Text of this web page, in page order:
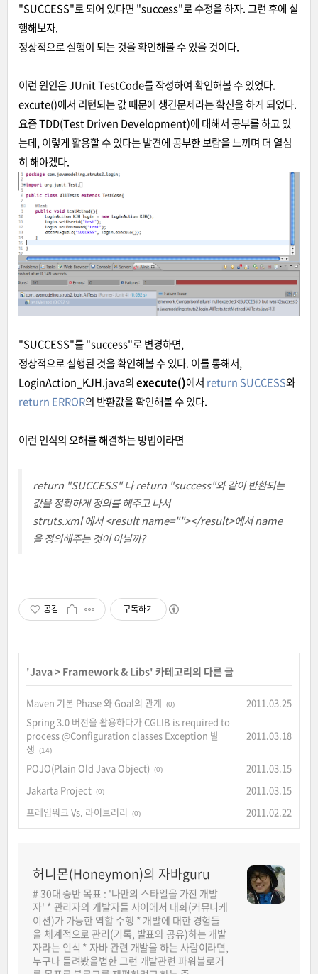
"SUCCESS"로 되어 있다면 "success"로 수정을 하자. 그런 후에 실
행해보자.
정상적으로 실행이 되는 것을 확인해볼 수 있을 것이다.
이런 원인은 JUnit TestCode를 작성하여 확인해볼 수 있었다.
excute()에서 리턴되는 값 때문에 생긴문제라는 확신을 하게 되었다.
요즘 TDD(Test Driven Development)에 대해서 공부를 하고 있
는데, 이렇게 활용할 수 있다는 발견에 공부한 보람을 느끼며 더 열심
히 해야겠다.
"SUCCESS"를 "success"로 변경하면,
정상적으로 실행된 것을 확인해볼 수 있다. 이를 통해서,
LoginAction_KJH.java의execute()에서 return SUCCESS와
return ERROR의 반환값을 확인해볼 수 있다.
이런 인식의 오해를 해결하는 방법이라면
return "SUCCESS" 나 return "success"와 같이 반환되는
값을 정확하게 정의를 해주고 나서
struts.xml 에서 <result name=""></result>에서 name
을 정의해주는 것이 아닐까?
공감 구독하기
'Java> Framework & Libs' 카테고리의 다른 글
Maven 기본 Phase 와 Goal의 관계 (0)
2011.03.25
Spring 3.0 버전을 활용하다가 CGLIB is required to
process @Configuration classes Exception 발
생
(14)
2011.03.18
POJO(Plain Old Java Object) (0)
2011.03.15
Jakarta Project (0)
2011.03.15
프레임워크 Vs. 라이브러리
(0) 2011.02.22
허니몬(Honeymon)의 자바guru
# 30대 중반 목표 : '나만의 스타일을 가진 개발
자' * 관리자와 개발자들 사이에서 대화(커뮤니케
이션)가 가능한 역할 수행 * 개발에 대한 경험들
을 체계적으로 관리(기록, 발표와 공유)하는 개발
자라는 인식 * 자바 관련 개발을 하는 사람이라면,
누구나 들려봤을법한 그런 개발관련 파워블로거